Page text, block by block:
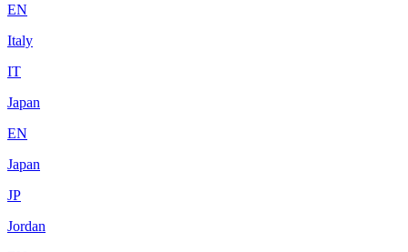
EN
Italy
IT
Japan
EN
Japan
JP
Jordan